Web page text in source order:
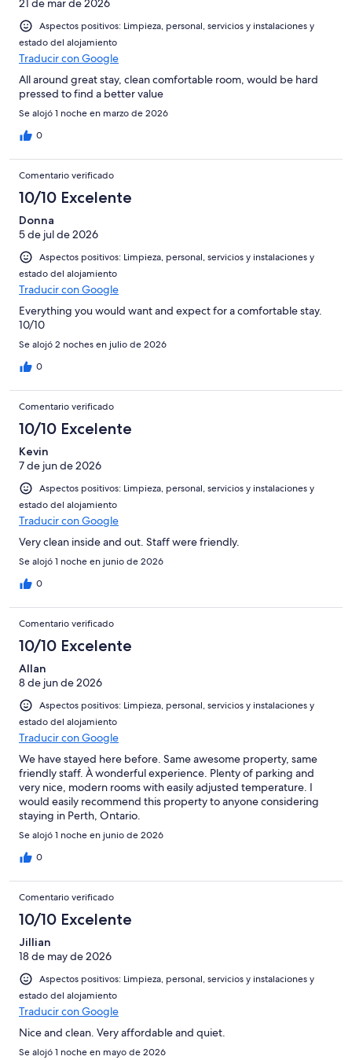
21 de mar de 2026
Aspectos positivos: Limpieza, personal, servicios y instalaciones y
estado del alojamiento
Traducir con Google
All around great stay, clean comfortable room, would be hard
pressed to find a better value
Se alojó 1 noche en marzo de 2026
0
Comentario verificado
10/10 Excelente
Donna
5 de jul de 2026
Aspectos positivos: Limpieza, personal, servicios y instalaciones y
estado del alojamiento
Traducir con Google
Everything you would want and expect for a comfortable stay.
10/10
Se alojó 2 noches en julio de 2026
0
Comentario verificado
10/10 Excelente
Kevin
7 de jun de 2026
Aspectos positivos: Limpieza, personal, servicios y instalaciones y
estado del alojamiento
Traducir con Google
Very clean inside and out. Staff were friendly.
Se alojó 1 noche en junio de 2026
0
Comentario verificado
10/10 Excelente
Allan
8 de jun de 2026
Aspectos positivos: Limpieza, personal, servicios y instalaciones y
estado del alojamiento
Traducir con Google
We have stayed here before. Same awesome property, same
friendly staff. À wonderful experience. Plenty of parking and
very nice, modern rooms with easily adjusted temperature. I
would easily recommend this property to anyone considering
staying in Perth, Ontario.
Se alojó 1 noche en junio de 2026
0
Comentario verificado
10/10 Excelente
Jillian
18 de may de 2026
Aspectos positivos: Limpieza, personal, servicios y instalaciones y
estado del alojamiento
Traducir con Google
Nice and clean. Very affordable and quiet.
Se alojó 1 noche en mayo de 2026